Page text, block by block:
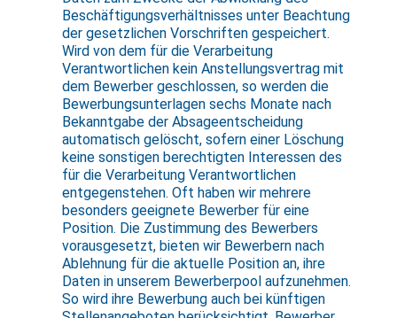
Beschäftigungsverhältnisses unter Beachtung
der gesetzlichen Vorschriften gespeichert.
Wird von dem für die Verarbeitung
Verantwortlichen kein Anstellungsvertrag mit
dem Bewerber geschlossen, so werden die
Bewerbungsunterlagen sechs Monate nach
Bekanntgabe der Absageentscheidung
automatisch gelöscht, sofern einer Löschung
keine sonstigen berechtigten Interessen des
für die Verarbeitung Verantwortlichen
entgegenstehen. Oft haben wir mehrere
besonders geeignete Bewerber für eine
Position. Die Zustimmung des Bewerbers
vorausgesetzt, bieten wir Bewerbern nach
Ablehnung für die aktuelle Position an, ihre
Daten in unserem Bewerberpool aufzunehmen.
So wird ihre Bewerbung auch bei künftigen